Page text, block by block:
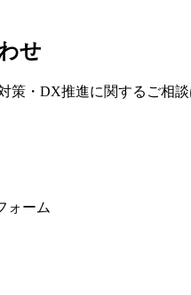
せ
策・DX推進に関するご相談
ォーム